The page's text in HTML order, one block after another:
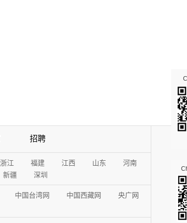
招聘
浙江 福建 江西 山东
河南
新疆 深圳
中国台湾网 中国西藏网
央广网